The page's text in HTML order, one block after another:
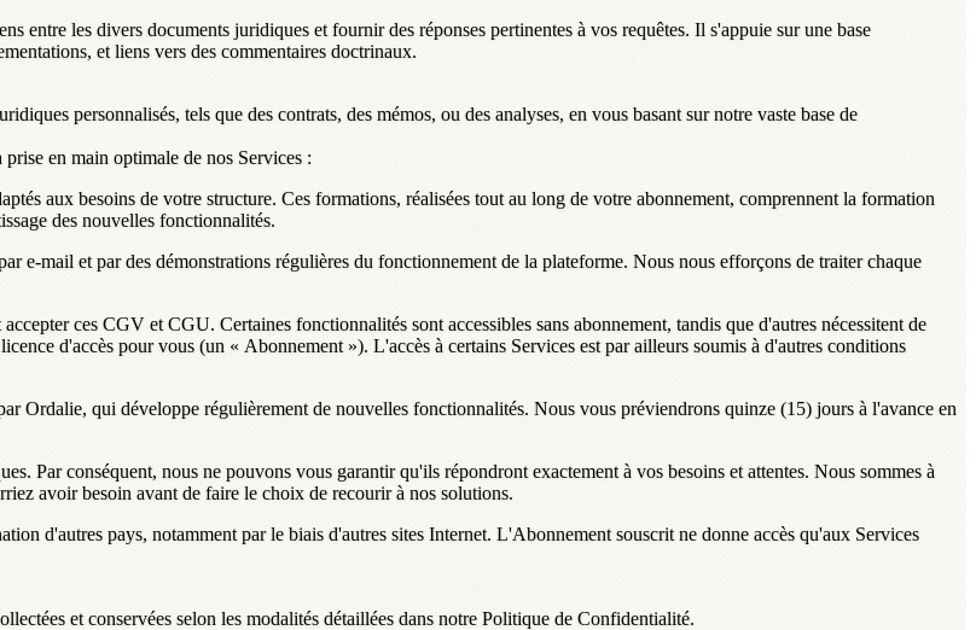
entre les divers documents juridiques et fournir des réponses pertinentes à vos requêtes. Il s'appuie sur une base
et liens vers des commentaires doctrinaux.
personnalisés, tels que des contrats, des mémos, ou des analyses, en vous basant sur notre vaste base de
en main optimale de nos Services :
aux besoins de votre structure. Ces formations, réalisées tout au long de votre abonnement, comprennent la formation
des nouvelles fonctionnalités.
e-mail et par des démonstrations régulières du fonctionnement de la plateforme. Nous nous efforçons de traiter chaque
ces CGV et CGU. Certaines fonctionnalités sont accessibles sans abonnement, tandis que d'autres nécessitent de
d'accès pour vous (un « Abonnement »). L'accès à certains Services est par ailleurs soumis à d'autres conditions
Ordalie, qui développe régulièrement de nouvelles fonctionnalités. Nous vous préviendrons quinze (15) jours à l'avance en
Par conséquent, nous ne pouvons vous garantir qu'ils répondront exactement à vos besoins et attentes. Nous sommes à
avoir besoin avant de faire le choix de recourir à nos solutions.
d'autres pays, notamment par le biais d'autres sites Internet. L'Abonnement souscrit ne donne accès qu'aux Services
et conservées selon les modalités détaillées dans notre Politique de Confidentialité.